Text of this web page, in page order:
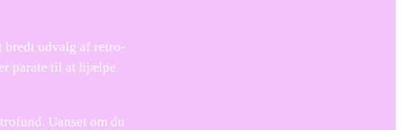
bredt udvalg af retro-
parate til at hjælpe
Uanset om du